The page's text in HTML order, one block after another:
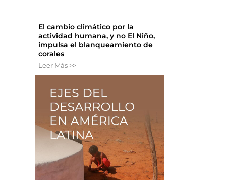
El cambio climático por la
actividad humana, y no El Niño,
impulsa el blanqueamiento de
corales
Leer Más >>